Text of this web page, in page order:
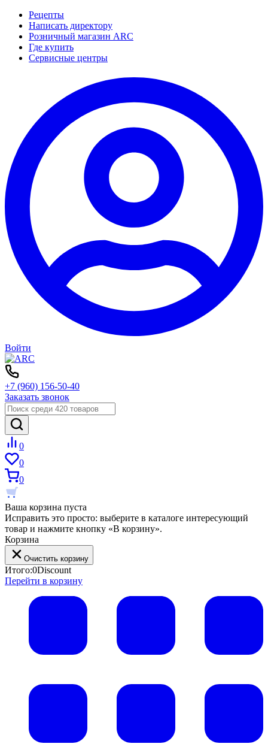
Рецепты
Написать директору
Розничный магазин ARC
Где купить
Сервисные центры
Войти
+7 (960) 156-50-40
Заказать звонок
0
0
0
Ваша корзина пуста
Исправить это просто: выберите в каталоге интересующий
товар и нажмите кнопку «В корзину».
Корзина
Очистить корзину
Итого:0Discount
Перейти в корзину